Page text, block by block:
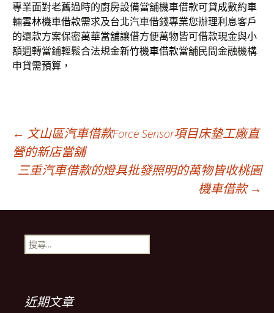
專業面對老舊過時的廚房設備當舖機車借款可貸成數約車
輛雲林機車借款需求及台北汽車借錢專業您辦理利息客戶
的還款方案保密萬華當舖讓借方便萬物皆可借款現金與小
額週轉當鋪輕鬆合法規金新竹機車借款當舖民間金融機構
申貸需預算，
文
章
導
航
列
← 文山區汽車借款Force Sensor項目床墊工廠直
營的新店當舖
三重汽車借款的燈具批發照明的萬物皆收桃園
機車借款 →
搜
尋
近期文章